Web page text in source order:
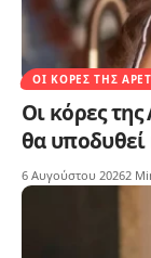
ΟΙ ΚΌΡΕΣ ΤΗΣ
Οι κόρες
θα
6 Αυγούστου 20262